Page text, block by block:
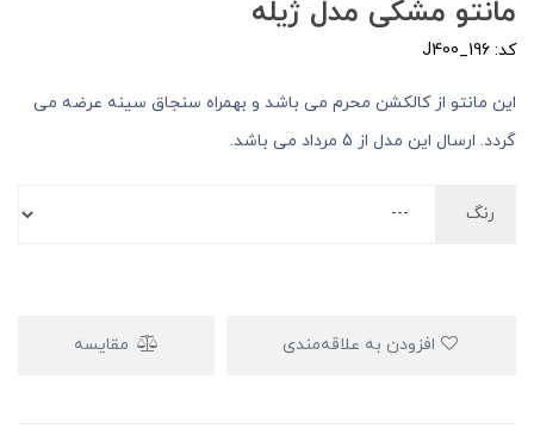
مانتو مشکی مدل ژیله
کد: J400_196
این مانتو از کالکشن محرم می باشد و بهمراه سنجاق سینه عرضه می
گردد. ارسال این مدل از 5 مرداد می باشد.
رنگ
مقایسه